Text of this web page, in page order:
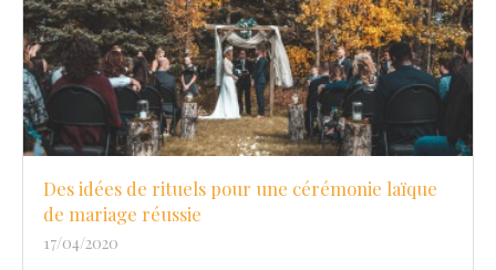
Des idées de rituels pour une cérémonie laïque
de mariage réussie
17/04/2020